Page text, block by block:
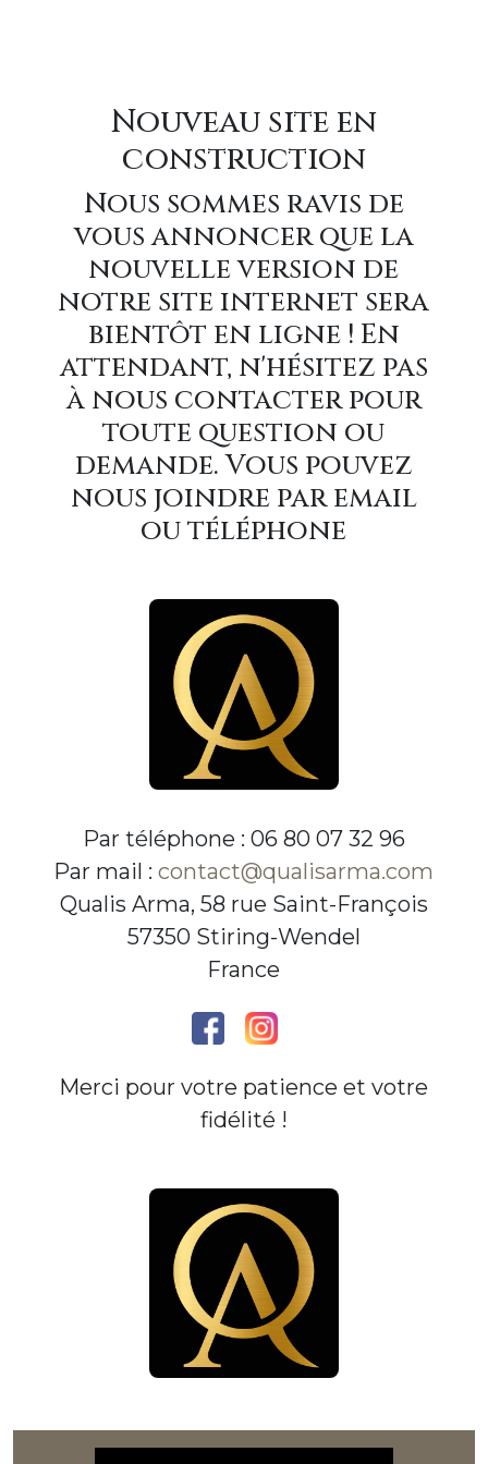
Nouveau site en
construction
Nous sommes ravis de
vous annoncer que la
nouvelle version de
notre site internet sera
bientôt en ligne ! En
attendant, n'hésitez pas
à nous contacter pour
toute question ou
demande. Vous pouvez
nous joindre par email
ou téléphone
Par téléphone : 06 80 07 32 96
Par mail :contact@qualisarma.com
Qualis Arma, 58 rue Saint-François
57350 Stiring-Wendel
France
Merci pour votre patience et votre
fidélité !